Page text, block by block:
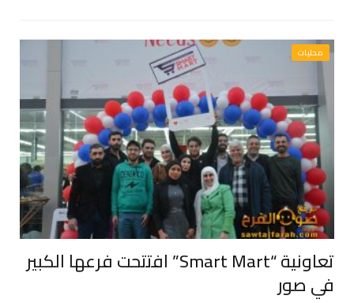
محليات
تعاونية “Smart Mart” افتتحت فرعها الكبير
في صور